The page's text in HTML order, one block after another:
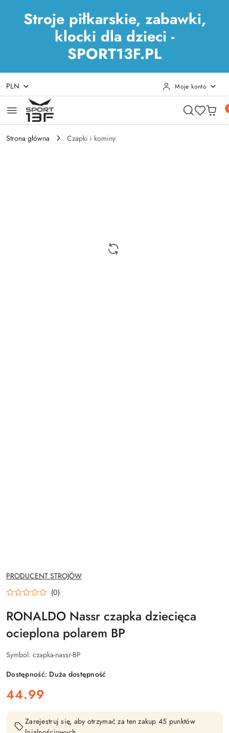
Stroje piłkarskie, zabawki,
klocki dla dzieci -
SPORT13F.PL
Przejdź do treści głównej
Przejdź do wyszukiwarki
Przejdź do moje konto
Przejdź do menu głównego
Przejdź do opisu produktu
Przejdź do stopki
PLN Moje konto
Strona główna Czapki i kominy
NAZWA
PRODUCENTA:
PRODUCENT STROJÓW
(0)
RONALDO Nassr czapka dziecięca
ocieplona polarem BP
Symbol: czapka-nassr-BP
Dostępność: Duża dostępność
cena:
44.99
Zarejestruj się, aby otrzymać za ten zakup 45 punktów